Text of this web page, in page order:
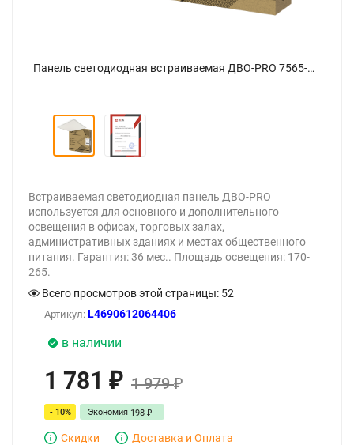
Панель светодиодная встраиваемая ДВО-PRO 7565-ОПАЛ 75Вт 6500К 100лм/Вт CRI80 IP40 595х595х30мм белая NEOX - Фото
Встраиваемая светодиодная панель ДВО-PRO
используется для основного и дополнительного
освещения в офисах, торговых залах,
административных зданиях и местах общественного
питания. Гарантия: 36 мес.. Площадь освещения: 170-
265.
Всего просмотров этой страницы: 52
Артикул: L4690612064406
в наличии
1 781 ₽ 1 979₽
- 10% Экономия 198 ₽
Скидки Доставка и Оплата